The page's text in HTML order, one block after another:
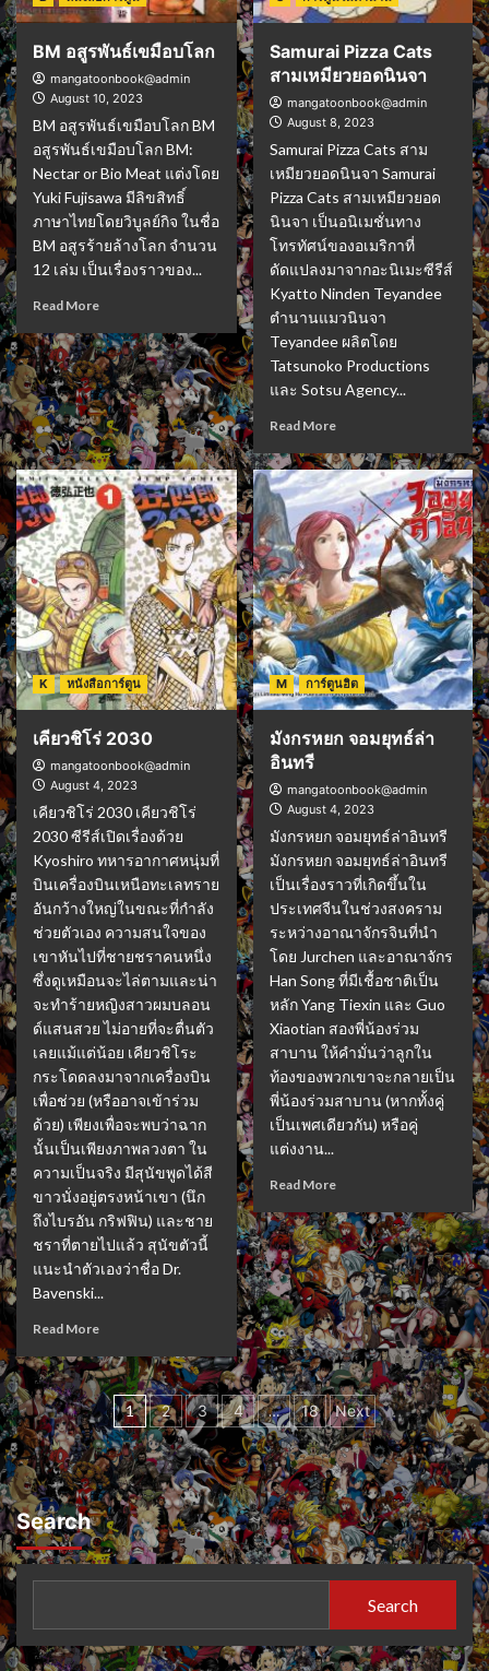
BM อสูรพันธ์เขมือบโลก
mangatoonbook@admin
August 10, 2023
BM อสูรพันธ์เขมือบโลก BM
อสูรพันธ์เขมือบโลก BM:
Nectar or Bio Meat แต่งโดย
Yuki Fujisawa มีลิขสิทธิ์
ภาษาไทยโดยวิบูลย์กิจ ในชื่อ
BM อสูรร้ายล้างโลก จำนวน
12 เล่ม เป็นเรื่องราวของ...
Read More
Samurai Pizza Cats
สามเหมียวยอดนินจา
mangatoonbook@admin
August 8, 2023
Samurai Pizza Cats สาม
เหมียวยอดนินจา Samurai
Pizza Cats สามเหมียวยอด
นินจา เป็นอนิเมชั่นทาง
โทรทัศน์ของอเมริกาที่
ดัดแปลงมาจากอะนิเมะซีรีส์
Kyatto Ninden Teyandee
ตำนานแมวนินจา
Teyandee ผลิตโดย
Tatsunoko Productions
และ Sotsu Agency...
Read More
K หนังสือการ์ตูน
เคียวชิโร่ 2030
mangatoonbook@admin
August 4, 2023
เคียวชิโร่ 2030 เคียวชิโร่
2030 ซีรีส์เปิดเรื่องด้วย
Kyoshiro ทหารอากาศหนุ่มที่
บินเครื่องบินเหนือทะเลทราย
อันกว้างใหญ่ในขณะที่กำลัง
ช่วยตัวเอง ความสนใจของ
เขาหันไปที่ชายชราคนหนึ่ง
ซึ่งดูเหมือนจะไล่ตามและน่า
จะทำร้ายหญิงสาวผมบลอน
ด์แสนสวย ไม่อายที่จะตื่นตัว
เลยแม้แต่น้อย เคียวชิโระ
กระโดดลงมาจากเครื่องบิน
เพื่อช่วย (หรืออาจเข้าร่วม
ด้วย) เพียงเพื่อจะพบว่าฉาก
นั้นเป็นเพียงภาพลวงตา ใน
ความเป็นจริง มีสุนัขพูดได้สี
ขาวนั่งอยู่ตรงหน้าเขา (นึก
ถึงไบรอัน กริฟฟิน) และชาย
ชราที่ตายไปแล้ว สุนัขตัวนี้
แนะนำตัวเองว่าชื่อ Dr.
Bavenski...
Read More
M การ์ตูนฮิต
มังกรหยก จอมยุทธ์ล่า
อินทรี
mangatoonbook@admin
August 4, 2023
มังกรหยก จอมยุทธ์ล่าอินทรี
มังกรหยก จอมยุทธ์ล่าอินทรี
เป็นเรื่องราวที่เกิดขึ้นใน
ประเทศจีนในช่วงสงคราม
ระหว่างอาณาจักรจินที่นำ
โดย Jurchen และอาณาจักร
Han Song ที่มีเชื้อชาติเป็น
หลัก Yang Tiexin และ Guo
Xiaotian สองพี่น้องร่วม
สาบาน ให้คำมั่นว่าลูกใน
ท้องของพวกเขาจะกลายเป็น
พี่น้องร่วมสาบาน (หากทั้งคู่
เป็นเพศเดียวกัน) หรือคู่
แต่งงาน...
Read More
Posts
pagination
1 2 3 4 … 18 Next
Search
Search